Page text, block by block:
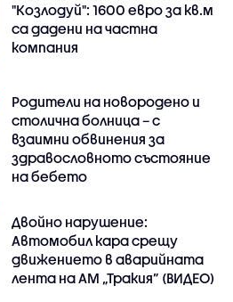
"Козлодуй": 1600 евро за кв.м
са дадени на частна
компания
Родители на новородено и
столична болница – с
взаимни обвинения за
здравословното състояние
на бебето
Двойно нарушение:
Автомобил кара срещу
движението в аварийната
лента на АМ „Тракия” (ВИДЕО)